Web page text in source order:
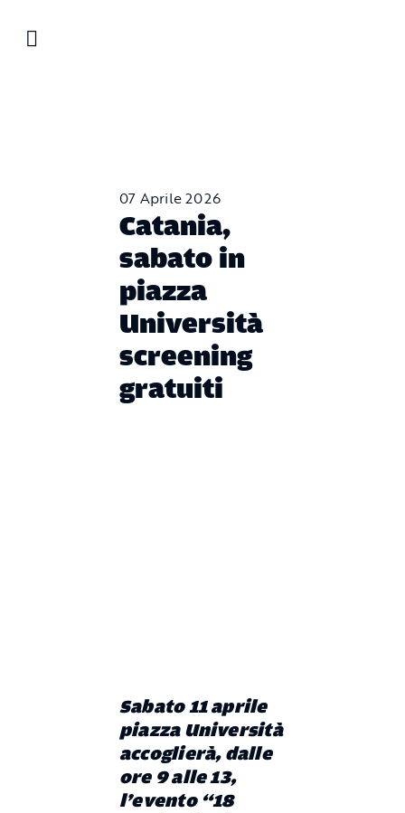
07 Aprile 2026
Catania,
sabato in
piazza
Università
screening
gratuiti
Sabato 11 aprile
piazza Università
accoglierà, dalle
ore 9 alle 13,
l’evento “18